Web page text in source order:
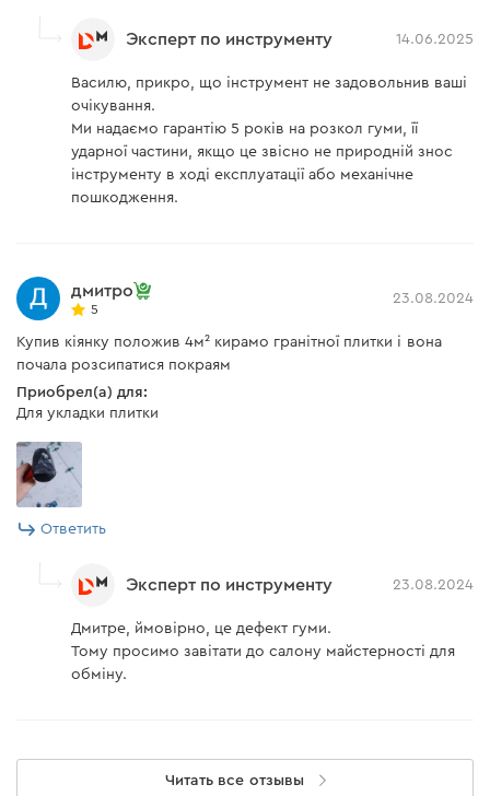
Эксперт по инструменту 14.06.2025
Василю, прикро, що інструмент не задовольнив ваші
очікування.
Ми надаємо гарантію 5 років на розкол гуми, її
ударної частини, якщо це звісно не природній знос
інструменту в ході експлуатації або механічне
пошкодження.
дмитро
5
23.08.2024
Купив кіянку положив 4м² кирамо гранітної плитки і вона
почала розсипатися покраям
Приобрел(а) для:
Для укладки плитки
Ответить
Эксперт по инструменту 23.08.2024
Дмитре, ймовірно, це дефект гуми.
Тому просимо завітати до салону майстерності для
обміну.
Читать все отзывы